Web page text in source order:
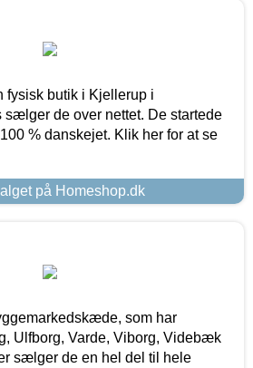
fysisk butik i Kjellerup i
sælger de over nettet. De startede
% danskejet. Klik her for at se
på Homeshop.dk
som har
Ulfborg, Varde, Viborg, Videbæk
sælger de en hel del til hele